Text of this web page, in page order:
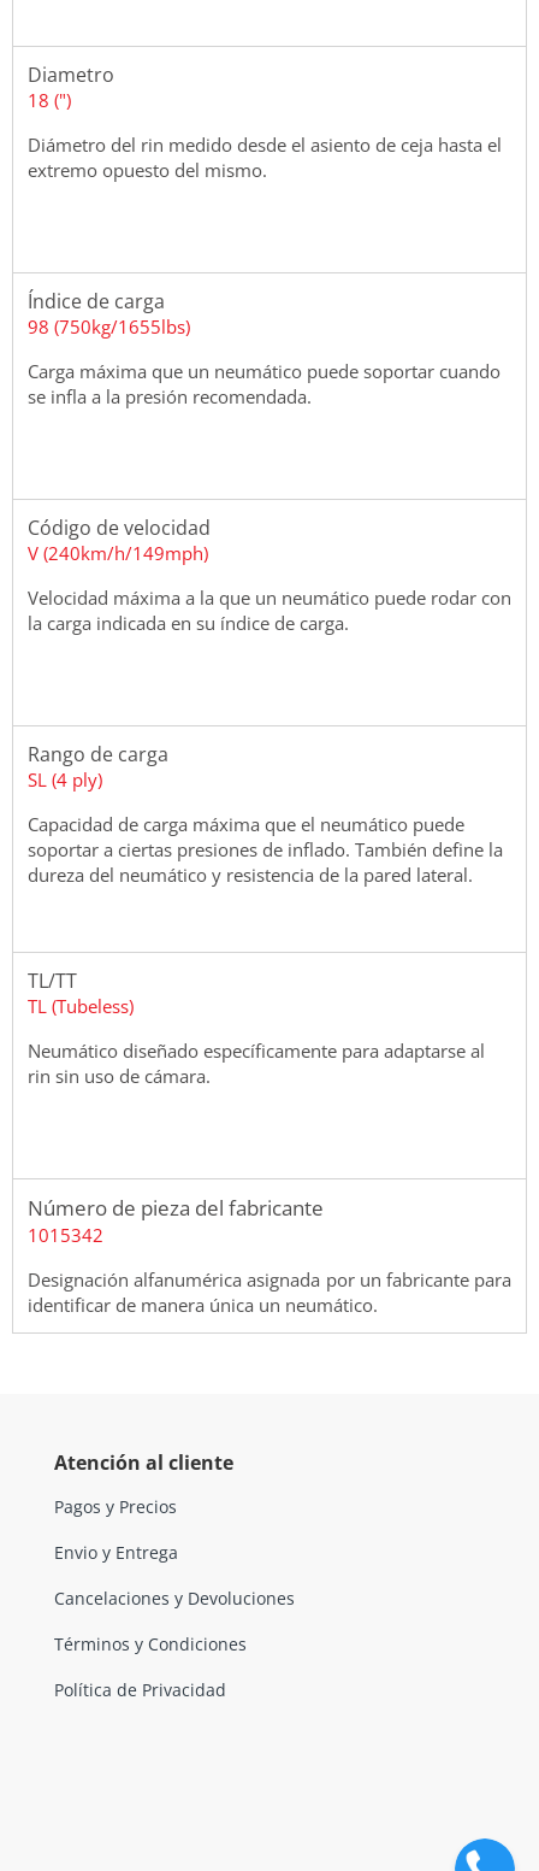
Diametro
18 (")
Diámetro del rin medido desde el asiento de ceja hasta el
extremo opuesto del mismo.
Índice de carga
98 (750kg/1655lbs)
Carga máxima que un neumático puede soportar cuando
se infla a la presión recomendada.
Código de velocidad
V (240km/h/149mph)
Velocidad máxima a la que un neumático puede rodar con
la carga indicada en su índice de carga.
Rango de carga
SL (4 ply)
Capacidad de carga máxima que el neumático puede
soportar a ciertas presiones de inflado. También define la
dureza del neumático y resistencia de la pared lateral.
TL/TT
TL (Tubeless)
Neumático diseñado específicamente para adaptarse al
rin sin uso de cámara.
Número de pieza del fabricante
1015342
Designación alfanumérica asignada por un fabricante para
identificar de manera única un neumático.
Atención al cliente
Pagos y Precios
Envio y Entrega
Cancelaciones y Devoluciones
Términos y Condiciones
Política de Privacidad